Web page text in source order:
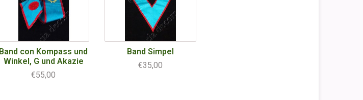
Band con Kompass und
Winkel, G und Akazie
€55,00
Band Simpel
€35,00